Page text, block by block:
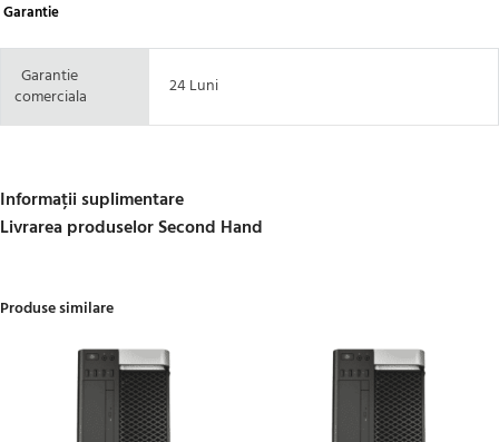
Garantie
Garantie
comerciala
24 Luni
Informații suplimentare
Livrarea produselor Second Hand
Produse similare